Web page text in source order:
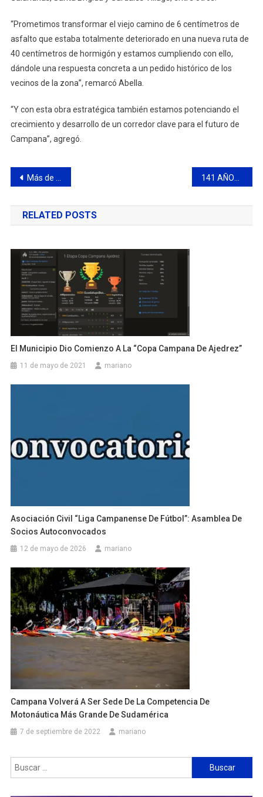
“Prometimos transformar el viejo camino de 6 centímetros de
asfalto que estaba totalmente deteriorado en una nueva ruta de
40 centímetros de hormigón y estamos cumpliendo con ello,
dándole una respuesta concreta a un pedido histórico de los
vecinos de la zona”, remarcó Abella.
“Y con esta obra estratégica también estamos potenciando el
crecimiento y desarrollo de un corredor clave para el futuro de
Campana”, agregó.
Navegación
de
entradas
Más de 40 estudiantes comienzan a realizar prácticas profesionalizantes en el Municipio 141 AÑOS DE UNA CIUDAD QUE LLEVAMOS EN EL CORAZÓN
RELATED POSTS
El Municipio Dio Comienzo A La “Copa Campana De Ajedrez”
11 de mayo de 2021 mariano
Asociación Civil “Liga Campanense De Fútbol”: Asamblea De
Socios Autoconvocados
12 de mayo de 2026 mariano
Campana Volverá A Ser Sede De La Competencia De
Motonáutica Más Grande De Sudamérica
7 de septiembre de 2022 mariano
Buscar: